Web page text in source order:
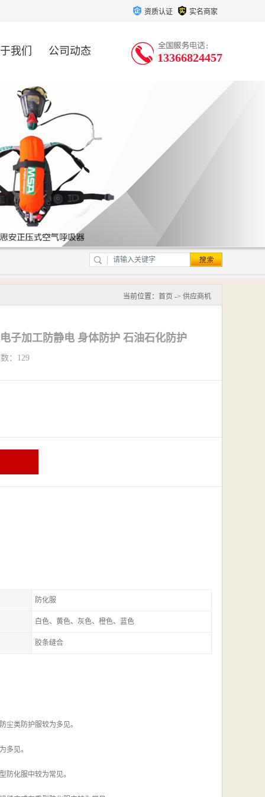
资质认证 实名商家
我们 公司动态 13366824457
当前位置： 首页 -> 供应商机
子加工防静电 身体防护 石油石化防护
：129
防化服
白色、黄色、灰色、橙色、蓝色
胶条缝合
尘类防护服较为多见。
多见。
防化服中较为常见。